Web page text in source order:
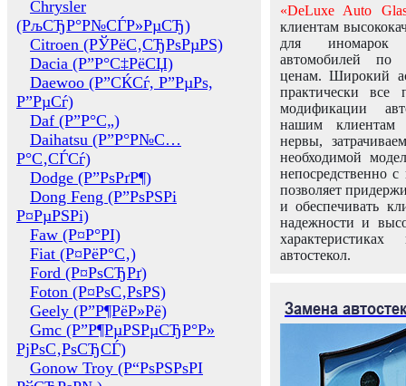
Chrysler
(РљСЂР°Р№СЃР»РµСЂ)
Citroen (РЎРёС‚СЂРѕРµРЅ)
Dacia (Р”Р°С‡РёСЏ)
Daewoo (Р”СЌСѓ, Р”РµРѕ,
Р”РµСѓ)
Daf (Р”Р°С„)
Daihatsu (Р”Р°Р№С…
Р°С‚СЃСѓ)
Dodge (Р”РѕРґР¶)
Dong Feng (Р”РѕРЅРі
Р¤РµРЅРі)
Faw (Р¤Р°РІ)
Fiat (Р¤РёР°С‚)
Ford (Р¤РѕСЂРґ)
Foton (Р¤РѕС‚РѕРЅ)
Geely (Р”Р¶РёР»Рё)
Gmc (Р”Р¶РµРЅРµСЂР°Р»
РјРѕС‚РѕСЂСЃ)
Gonow Troy (Р“РѕРЅРѕРІ
«DeLuxe Auto
клиентам
для иномарок
автомобилей
ценам. Широкий
практически все
модификации
нашим клиентам
нервы,
необходимой
непосредственно
позволяет
и обеспечивать
надежности и
автостекол.
Замена